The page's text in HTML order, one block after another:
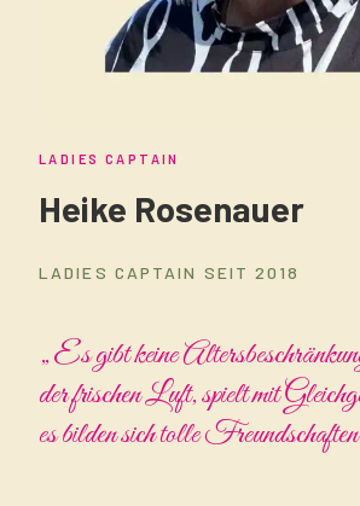
LADIES CAPTAIN
Heike Rosenauer
LADIES CAPTAIN SEIT 2018
„Es gibt keine
der frischen Luft, spielt mit
es bilden sich tolle